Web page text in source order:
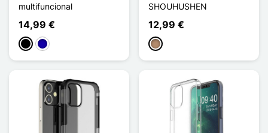
multifuncional
14,99 €
PretoAzul Escuro
SHOUHUSHEN
12,99 €
Taupe